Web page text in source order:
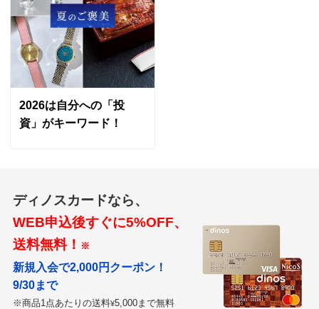
2026は自分への「投
資」がキーワード！
ディノスカードなら、
WEB申込後すぐに5%OFF、
送料無料！ ※
新規入会で2,000円クーポン！
9/30まで
※商品1点あたりの送料¥5,000まで無料